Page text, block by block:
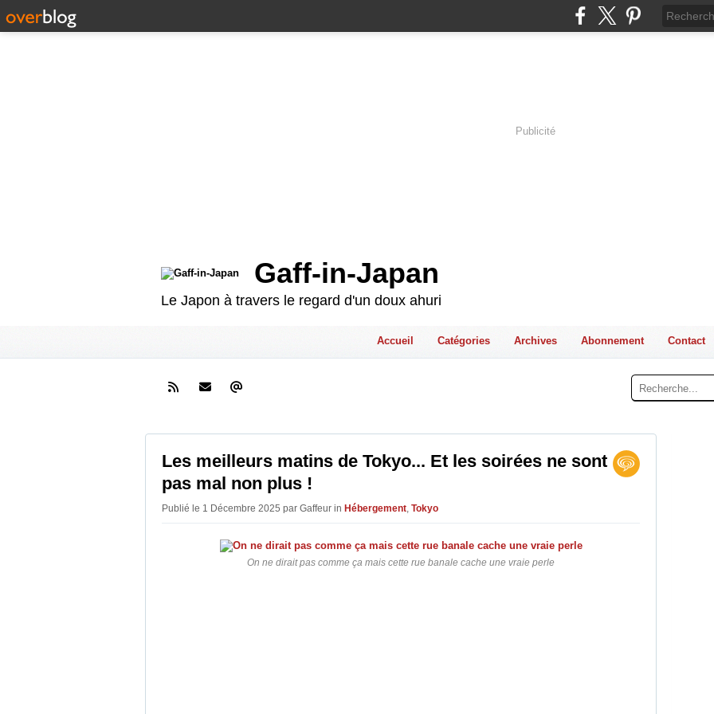
Publicité
Gaff-in-Japan
Le Japon à travers le regard d'un doux ahuri
Accueil Catégories Archives Abonnement Contact
Les meilleurs matins de Tokyo... Et les soirées ne sont
pas mal non plus !
Publié le 1 Décembre 2025 par Gaffeur in Hébergement, Tokyo
On ne dirait pas comme ça mais cette rue banale cache une vraie perle